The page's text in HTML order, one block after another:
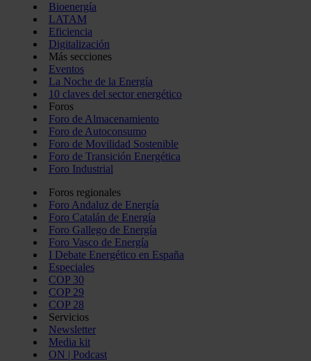
Bioenergía
LATAM
Eficiencia
Digitalización
Más secciones
Eventos
La Noche de la Energía
10 claves del sector energético
Foros
Foro de Almacenamiento
Foro de Autoconsumo
Foro de Movilidad Sostenible
Foro de Transición Energética
Foro Industrial
Foros regionales
Foro Andaluz de Energía
Foro Catalán de Energía
Foro Gallego de Energía
Foro Vasco de Energía
I Debate Energético en España
Especiales
COP 30
COP 29
COP 28
Servicios
Newsletter
Media kit
ON | Podcast